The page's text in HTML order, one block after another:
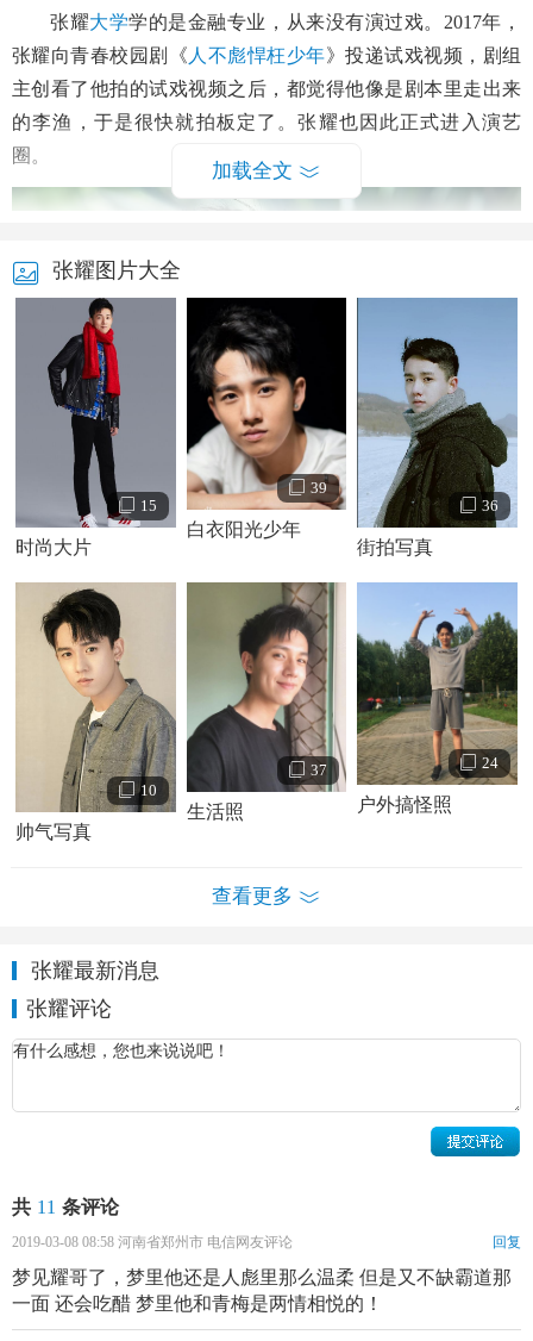
张耀大学学的是金融专业，从来没有演过戏。2017年，
张耀向青春校园剧《 人不彪悍枉少年》投递试戏视频，剧组
主创看了他拍的试戏视频之后，都觉得他像是剧本里走出来
的李渔，于是很快就拍板定了。张耀也因此正式进入演艺
圈。
张耀演绎经历：
2018年4月，与王莎莎搭档主演美食题材的青春言情网络
你，如此美丽》改编、由曾国祥执导的青春电影《少年的
你》中饰演陈念的同班同学李想，班级中典型的“好学生”。
线，张耀在剧中饰演李渔。
2019年，主演根据紫微流年同名小说改编的古装武侠剧
《一寸相思》，并在剧中饰演少年隐士左卿辞，以江湖游医
加载全文
张耀图片大全
15
时尚大片
39
白衣阳光少年
36
街拍写真
10
帅气写真
37
生活照
24
户外搞怪照
查看更多
张耀最新消息
张耀评论
共 11 条评论
2019-03-08 08:58 河南省郑州市 电信网友评论 回复
梦见耀哥了，梦里他还是人彪里那么温柔 但是又不缺霸道那
一面 还会吃醋 梦里他和青梅是两情相悦的！